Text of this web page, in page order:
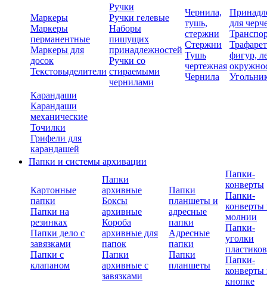
Маркеры
Маркеры
перманентные
Маркеры для
досок
Текстовыделители
Ручки
Ручки гелевые
Наборы
пишущих
принадлежностей
Ручки со
стираемыми
чернилами
Чернила,
тушь,
стержни
Стержни
Тушь
чертежная
Чернила
для
фигур,
Карандаши
Карандаши
механические
Точилки
Грифели для
карандашей
Папки и системы архивации
Картонные
папки
Папки на
резинках
Папки дело с
завязками
Папки с
клапаном
Папки
архивные
Боксы
архивные
Короба
архивные для
папок
Папки
архивные с
завязками
Папки
планшеты и
адресные
папки
Адресные
папки
Папки
планшеты
Папки-
конверты
Папки-
конверты
молнии
Папки-
уголки
Папки-
конверты
кнопке